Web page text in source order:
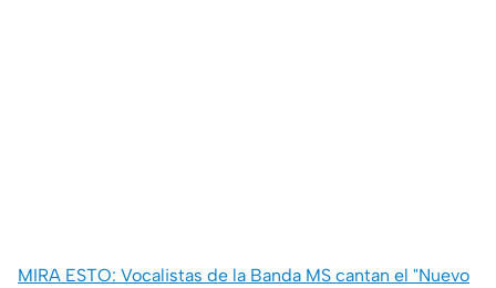
MIRA ESTO: Vocalistas de la Banda MS cantan el "Nuevo